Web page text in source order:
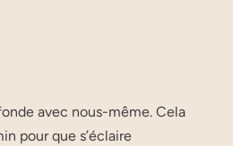
avec nous-même. Cela
pour que s’éclaire